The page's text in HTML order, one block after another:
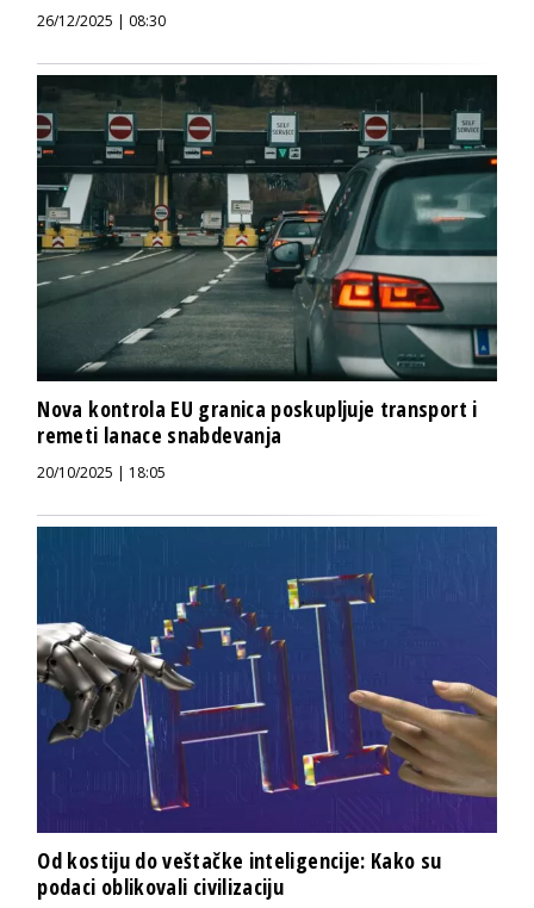
26/12/2025 | 08:30
Nova kontrola EU granica poskupljuje transport i
remeti lanace snabdevanja
20/10/2025 | 18:05
Od kostiju do veštačke inteligencije: Kako su
podaci oblikovali civilizaciju